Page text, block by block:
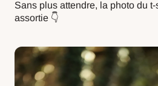
Sans plus attendre, la photo du
assortie 👇